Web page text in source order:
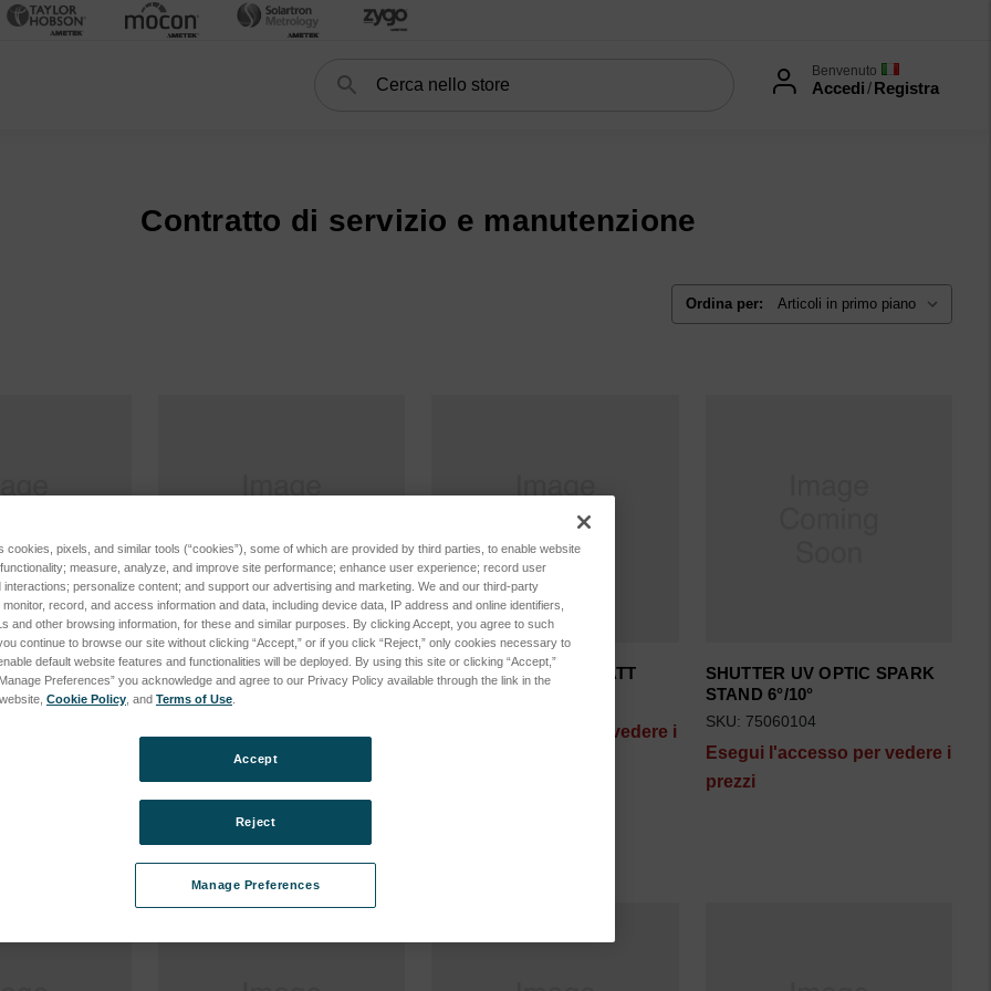
Search Benvenuto
Accedi/Registra
Contratto di servizio e manutenzione
Ordina per:
per vedere i
LASER MODULE/ 635NM/
F=77MM +/-5MM
Esegui l'accesso per vedere i
prezzi
FAN OD170 220V/30WATT
Esegui l'accesso per vedere i
SHUTTER UV OPTIC SPARK
STAND 6°/10°
SKU: 75060104
Esegui l'accesso per vedere i
prezzi
cookies, pixels, and similar tools (“cookies”), some of which are provided by third parties, to enable website
measure, analyze, and improve site performance; enhance user experience; record user
personalize content; and support our advertising and marketing. We and our third-party
record, and access information and data, including device data, IP address and online identifiers,
and other browsing information, for these and similar purposes. By clicking Accept, you agree to such
continue to browse our site without clicking “Accept,” or if you click “Reject,” only cookies necessary to
default website features and functionalities will be deployed. By using this site or clicking “Accept,”
Preferences” you acknowledge and agree to our Privacy Policy available through the link in the
Cookie Policy , and Terms of Use
Manage Preferences
Reject
Accept